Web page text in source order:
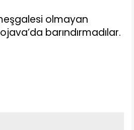
olmayan
barındırmadılar.